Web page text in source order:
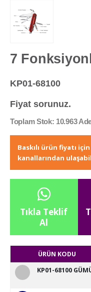
7
KP01-68100
Fiyat sorunuz.
Toplam Stok: 10.963
Baskılı ürün fiyatı
kanallarından
Tıkla Teklif
Al
ÜRÜN KODU
KP01-68100